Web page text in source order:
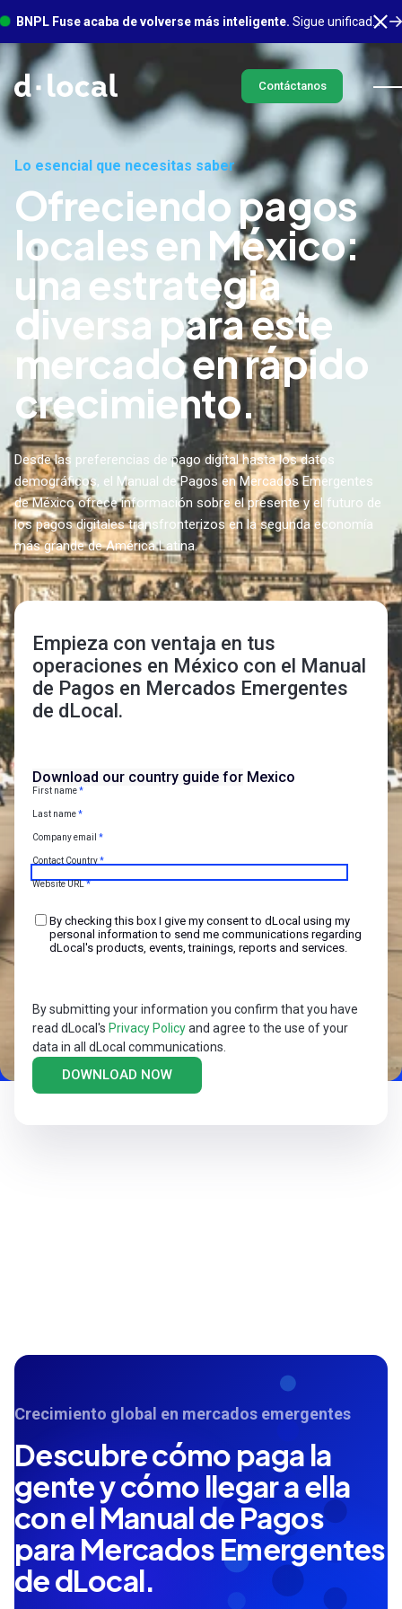
BNPL Fuse acaba de volverse más inteligente. Sigue unificado en un solo lugar, con mucho más sucediendo en segundo plano. Conoce más
Contáctanos
Lo esencial que necesitas saber
Ofreciendo pagos
locales en México:
una estrategia
diversa para este
mercado en rápido
crecimiento.
Desde las preferencias de pago digital hasta los datos
demográficos, el Manual de Pagos en Mercados Emergentes
de México ofrece información sobre el presente y el futuro de
los pagos digitales transfronterizos en la segunda economía
más grande de América Latina.
Empieza con ventaja en tus
operaciones en México con el Manual
de Pagos en Mercados Emergentes
de dLocal.
Download our country guide for Mexico
First name*
Last name*
Company email *
Contact Country*
Website URL*
By checking this box I give my consent to dLocal using my
personal information to send me communications regarding
dLocal's products, events, trainings, reports and services.
By submitting your information you confirm that you have
read dLocal's Privacy Policyand agree to the use of your
data in all dLocal communications.
Crecimiento global en mercados emergentes
Descubre cómo paga la
gente y cómo llegar a ella
con el Manual de Pagos
para Mercados Emergentes
de dLocal.